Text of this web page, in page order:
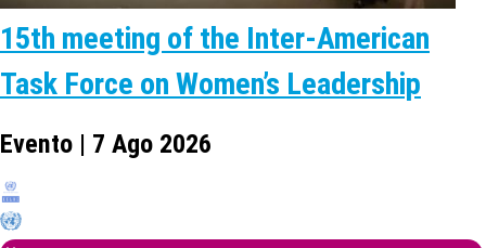
15th meeting of the Inter-American
Task Force on Women’s Leadership
Evento | 7 Ago 2026